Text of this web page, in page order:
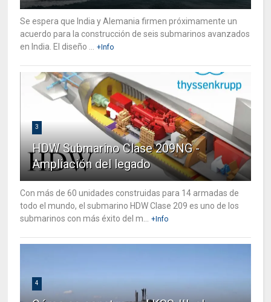
Se espera que India y Alemania firmen próximamente un
acuerdo para la construcción de seis submarinos avanzados
en India. El diseño ...
+Info
3
HDW Submarino Clase 209NG -
Ampliación del legado
Con más de 60 unidades construidas para 14 armadas de
todo el mundo, el submarino HDW Clase 209 es uno de los
submarinos con más éxito del m...
+Info
4